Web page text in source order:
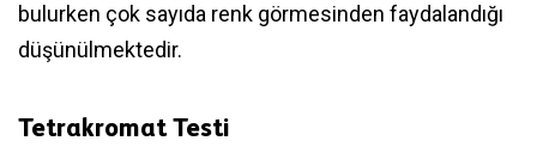
bulurken çok sayıda renk görmesinden faydalandığı
düşünülmektedir.
Tetrakromat Testi